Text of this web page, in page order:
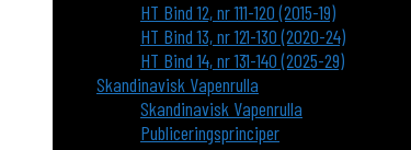
HT Bind 12, nr 111-120 (2015-19)
HT Bind 13, nr 121-130 (2020-24)
HT Bind 14, nr 131-140 (2025-29)
Skandinavisk Vapenrulla
Skandinavisk Vapenrulla
Publiceringsprinciper